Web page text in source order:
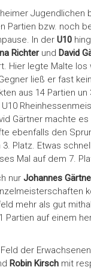
Jugendlichen
Partien bzw. noch
In der U10
Richterund David
Hier legte Malte los
ließ er fast
aus 14 Partien un
Gärtner machte
ebenfalls den
Platz. Etwas
Mal auf dem 7.
nur Johannes
mehr als gut
Partien auf einem
der
Robin Kirschmit